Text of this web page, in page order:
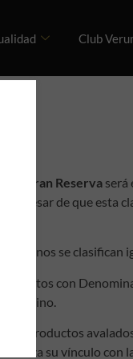
Club
Gran Reserva será
a pesar de que esta
los vinos se clasifican
con
el vino.
productos
su vínculo con